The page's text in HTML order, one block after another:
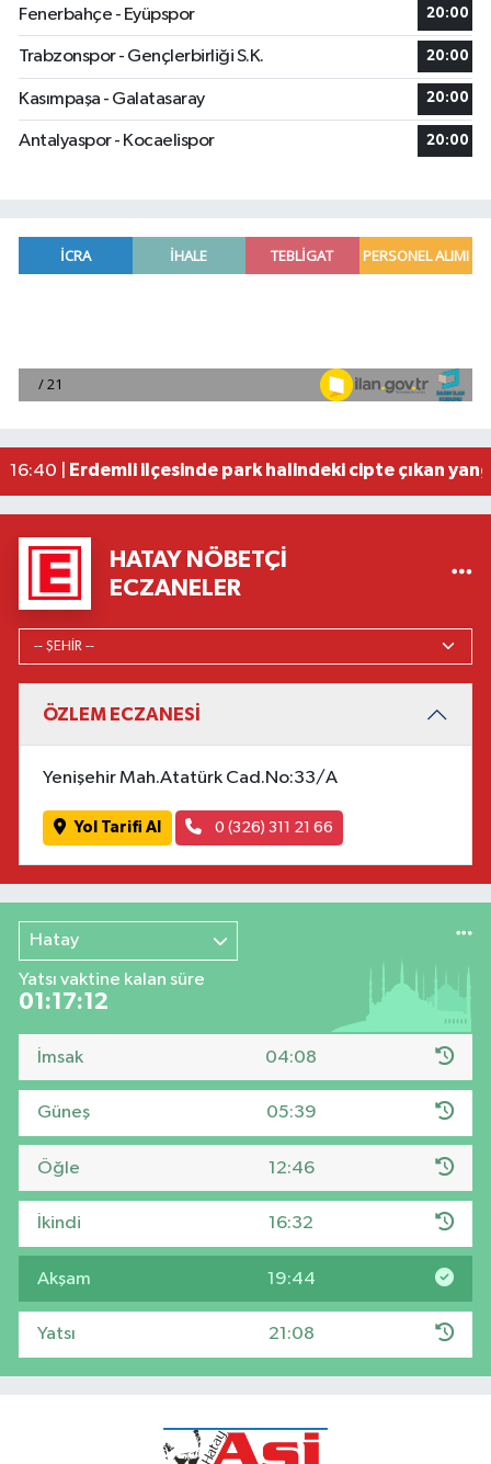
Fenerbahçe - Eyüpspor 20:00
Trabzonspor - Gençlerbirliği S.K. 20:00
Kasımpaşa - Galatasaray 20:00
Antalyaspor - Kocaelispor 20:00
16:58 |
Osmaniye'de huzur toplantısı düzenlendi
16:40 |
Erdemli ilçesinde park halindeki cipte çıkan
HATAY NÖBETÇI
ECZANELER
ÖZLEM ECZANESİ
Yenişehir Mah.Atatürk Cad.No:33/A
Yol Tarifi Al 0 (326) 311 21 66
Hatay
Yatsı vaktine kalan süre
01:17:11
İmsak 04:08
Güneş 05:39
Öğle 12:46
İkindi 16:32
Akşam 19:44
Yatsı 21:08